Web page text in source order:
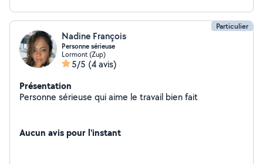
Particulier
Nadine François
Personne sérieuse
Lormont (Zup)
5/5 (4 avis)
Présentation
Personne sérieuse qui aime le travail bien fait
Aucun avis pour l'instant